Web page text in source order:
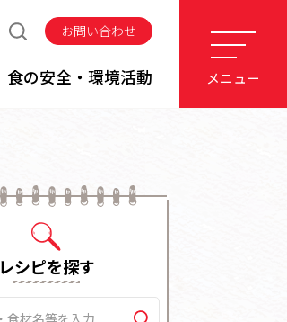
お問い合わせ
食の安全・環境活動 メニュー
レシピを探す